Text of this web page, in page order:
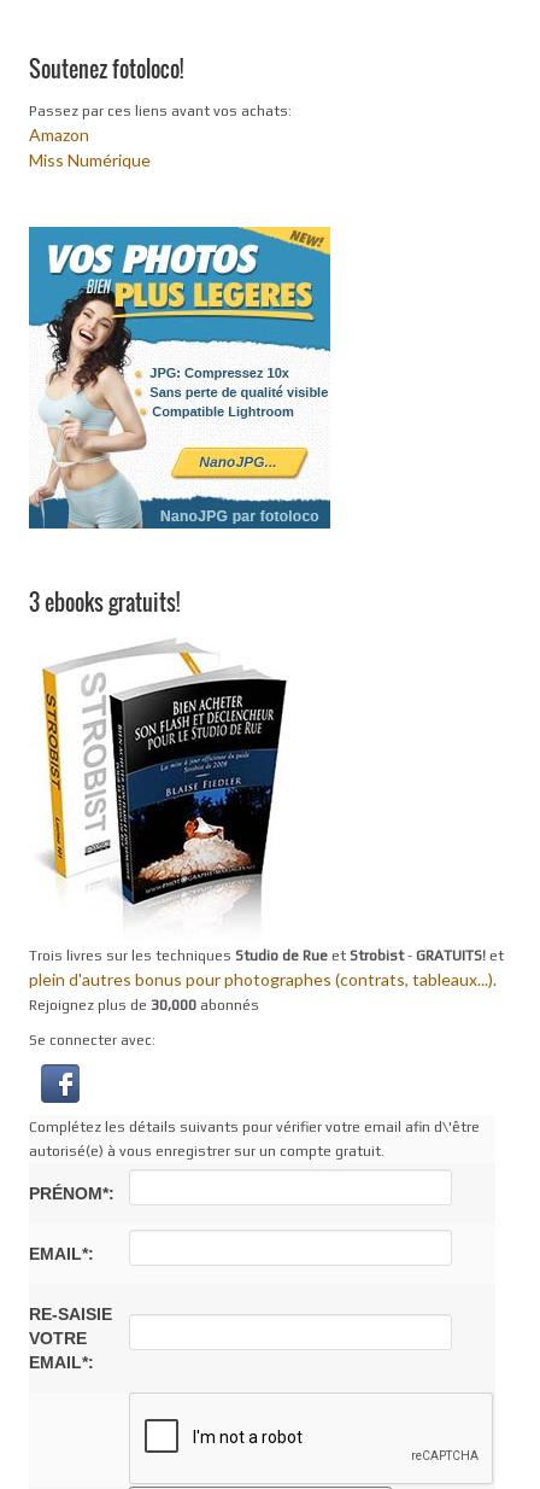
Soutenez fotoloco!
Passez par ces liens avant vos achats:
Amazon
Miss Numérique
3 ebooks gratuits!
Trois livres sur les techniques Studio de Rue et Strobist- GRATUITS! et
plein d'autres bonus pour photographes (contrats, tableaux...).
Rejoignez plus de 30,000 abonnés
Se connecter avec:
Complétez les détails suivants pour vérifier votre email afin d\'être
autorisé(e) à vous enregistrer sur un compte gratuit.
PRÉNOM*:
EMAIL*:
RE-SAISIE
VOTRE
EMAIL*: